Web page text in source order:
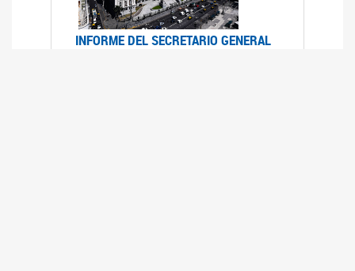
INFORME DEL SECRETARIO GENERAL